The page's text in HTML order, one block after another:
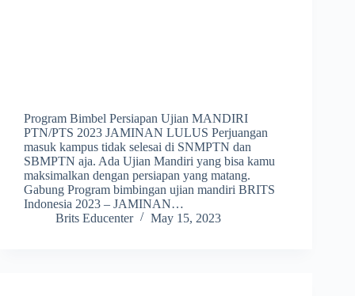
Program Bimbel Persiapan Ujian MANDIRI
PTN/PTS 2023 JAMINAN LULUS Perjuangan
masuk kampus tidak selesai di SNMPTN dan
SBMPTN aja. Ada Ujian Mandiri yang bisa kamu
maksimalkan dengan persiapan yang matang.
Gabung Program bimbingan ujian mandiri BRITS
Indonesia 2023 – JAMINAN…
Brits Educenter
May 15, 2023